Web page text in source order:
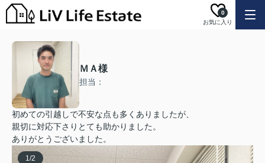
お気に入り
0
ＭＡ様
担当：
初めての引越しで不安な点も多くありましたが、
親切に対応下さりとても助かりました。
ありがとうございました。
1/2